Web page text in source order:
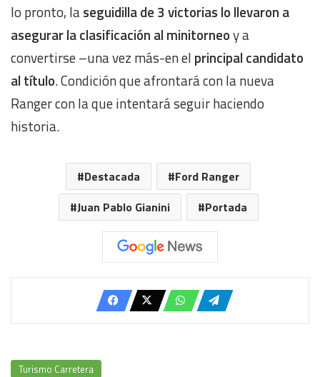
lo pronto, laseguidilla de 3 victorias lo llevaron a
asegurar la clasificación al minitorneoy a
convertirse –una vez más-en el principal candidato
al título. Condición que afrontará con la nueva
Ranger con la que intentará seguir haciendo
historia.
Destacada
Ford Ranger
Juan Pablo Gianini
Portada